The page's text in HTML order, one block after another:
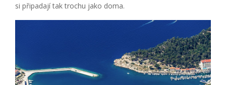
si připadají tak trochu jako doma.